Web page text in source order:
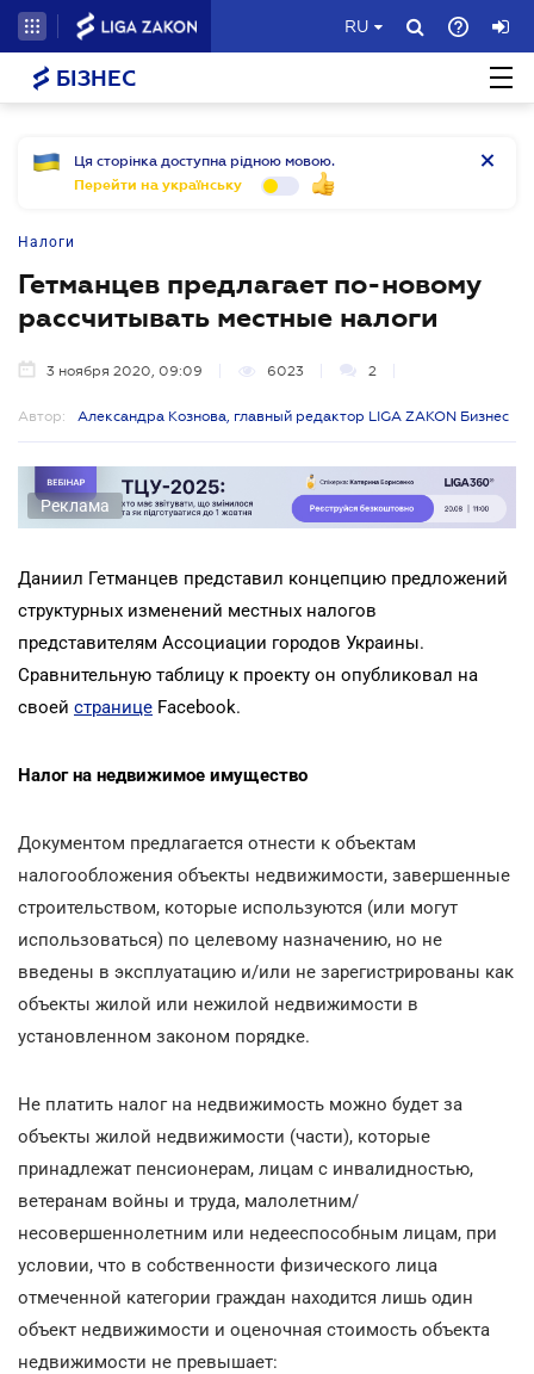
RU
БІЗНЕС
Ця сторінка доступна рідною мовою.
Перейти на українську
Налоги
Гетманцев предлагает по-новому
рассчитывать местные налоги
3 ноября 2020, 09:09 6023 2
Автор: Александра Кознова, главный редактор LIGA ZAKON Бизнес
Реклама
Даниил Гетманцев представил концепцию предложений
структурных изменений местных налогов
представителям Ассоциации городов Украины.
Сравнительную таблицу к проекту он опубликовал на
своей странице Facebook.
Налог на недвижимое имущество
Документом предлагается отнести к объектам
налогообложения объекты недвижимости, завершенные
строительством, которые используются (или могут
использоваться) по целевому назначению, но не
введены в эксплуатацию и/или не зарегистрированы как
объекты жилой или нежилой недвижимости в
установленном законом порядке.
Не платить налог на недвижимость можно будет за
объекты жилой недвижимости (части), которые
принадлежат пенсионерам, лицам с инвалидностью,
ветеранам войны и труда, малолетним/
несовершеннолетним или недееспособным лицам, при
условии, что в собственности физического лица
отмеченной категории граждан находится лишь один
объект недвижимости и оценочная стоимость объекта
недвижимости не превышает: